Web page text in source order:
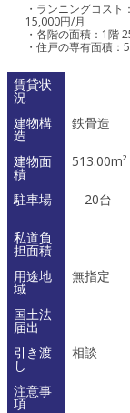
・ランニングコス
15,000円/月
・各階の面積：1階
・住戸の専有面積
賃貸状
況
建物構
造
鉄骨造
建物面
積
513.00m²
駐車場 20台
私道負
担面積
用途地
域
無指定
国土法
届出
引き渡
し
相談
注意事
項